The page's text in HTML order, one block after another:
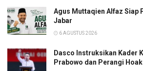
Agus Muttaqien Alfaz Siap
Jabar
6 AGUSTUS 2026
Dasco Instruksikan Kader
Prabowo dan Perangi